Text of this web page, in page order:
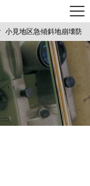
小見地区急傾斜地崩壊防